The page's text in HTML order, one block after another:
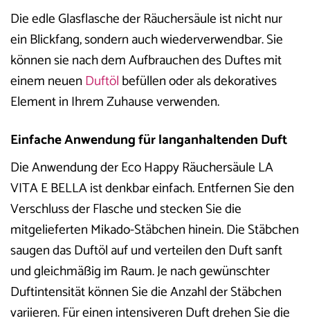
Die edle Glasflasche der Räuchersäule ist nicht nur
ein Blickfang, sondern auch wiederverwendbar. Sie
können sie nach dem Aufbrauchen des Duftes mit
einem neuenDuftölbefüllen oder als dekoratives
Element in Ihrem Zuhause verwenden.
Einfache Anwendung für langanhaltenden Duft
Die Anwendung der Eco Happy Räuchersäule LA
VITA E BELLA ist denkbar einfach. Entfernen Sie den
Verschluss der Flasche und stecken Sie die
mitgelieferten Mikado-Stäbchen hinein. Die Stäbchen
saugen das Duftöl auf und verteilen den Duft sanft
und gleichmäßig im Raum. Je nach gewünschter
Duftintensität können Sie die Anzahl der Stäbchen
variieren. Für einen intensiveren Duft drehen Sie die